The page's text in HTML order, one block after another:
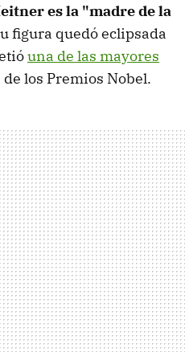
es la "madre de la
figura quedó eclipsada
una de las mayores
los Premios Nobel.